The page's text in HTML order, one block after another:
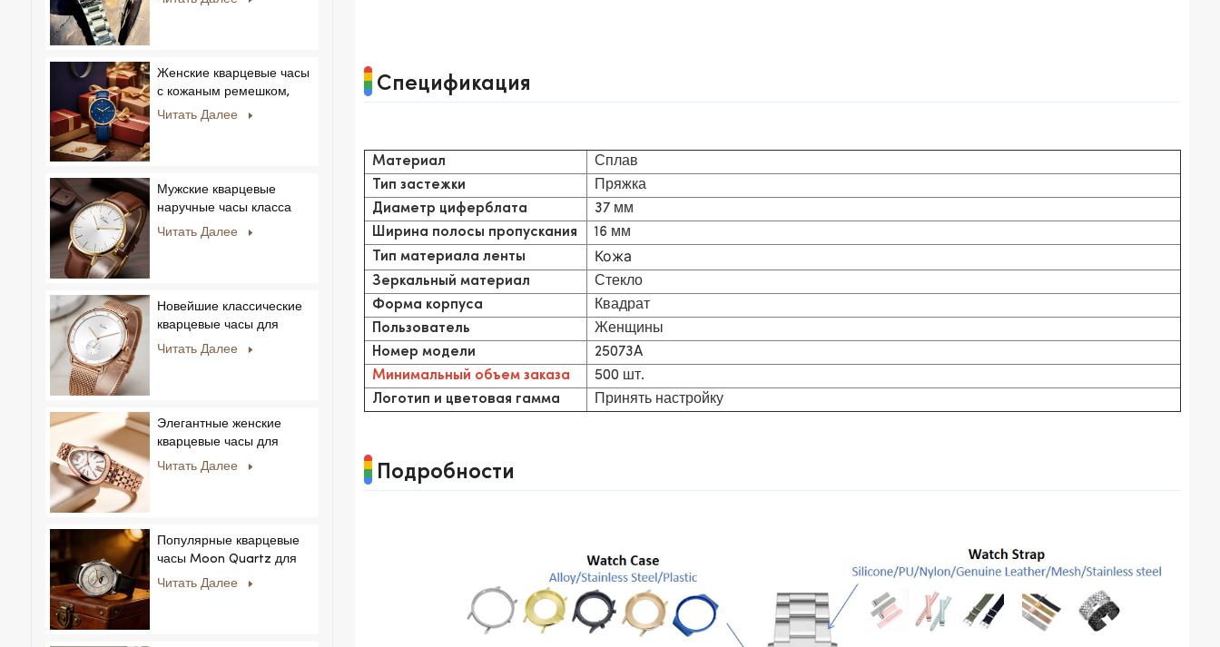
логотипа на заказ для
Женские кварцевые часы
с кожаным ремешком,
ультратонкие, с
Relogio, ультратонкие, с
кристаллами.
Читать Далее
Мужские кварцевые
наручные часы класса
люкс с корпусом из
Читать Далее
Новейшие классические
кварцевые часы для
мужчин:
мужчин и женщин.
Читать Далее
Элегантные женские
кварцевые часы для
частных и эксклюзивных
Читать Далее
Популярные кварцевые
часы Moon Quartz для
бизнеса, простые и
Читать Далее
Спецификация
Материал Сплав
Тип застежки Пряжка
Диаметр циферблата 37 мм
Ширина полосы пропускания 16 мм
Тип материала ленты Кожа
Зеркальный материал Стекло
Форма корпуса Квадрат
Пользователь Женщины
Номер модели 25073A
Минимальный объем заказа 500 шт.
Логотип и цветовая гамма Принять настройку
Подробности